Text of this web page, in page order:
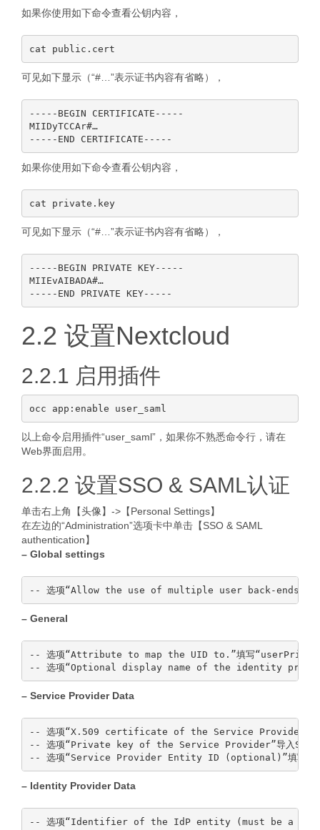
如果你使用如下命令查看公钥内容，
可见如下显示（“#…”表示证书内容有省略），
-----BEGIN CERTIFICATE-----
MIIDyTCCAr#…
如果你使用如下命令查看公钥内容，
cat private.key
可见如下显示（“#…”表示证书内容有省略），
-----BEGIN PRIVATE KEY-----
MIIEvAIBADA#…
2.2 设置Nextcloud
2.2.1 启用插件
以上命令启用插件“user_saml”，如果你不熟悉命令行，请在
Web界面启用。
2.2.2 设置SSO & SAML认证
单击右上角【头像】->【Personal Settings】
在左边的“Administration”选项卡中单击【SSO & SAML
authentication】
– Global settings
– General
-- 选项“Attribute to map the UID to.”填写
– Service Provider Data
-- 选项“X.509 certificate of the Service Provider”导入
-- 选项“Private key of the Service Provider”导入SP证书
– Identity Provider Data
-- 选项“Identifier of the IdP entity (must be a URI)”